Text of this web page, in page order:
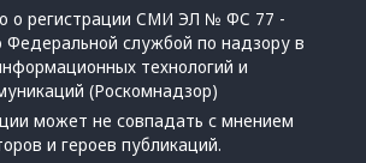
о регистрации СМИ ЭЛ № ФС 77 -
Федеральной службой по надзору в
технологий и
(Роскомнадзор)
может не совпадать с мнением
и героев публикаций.